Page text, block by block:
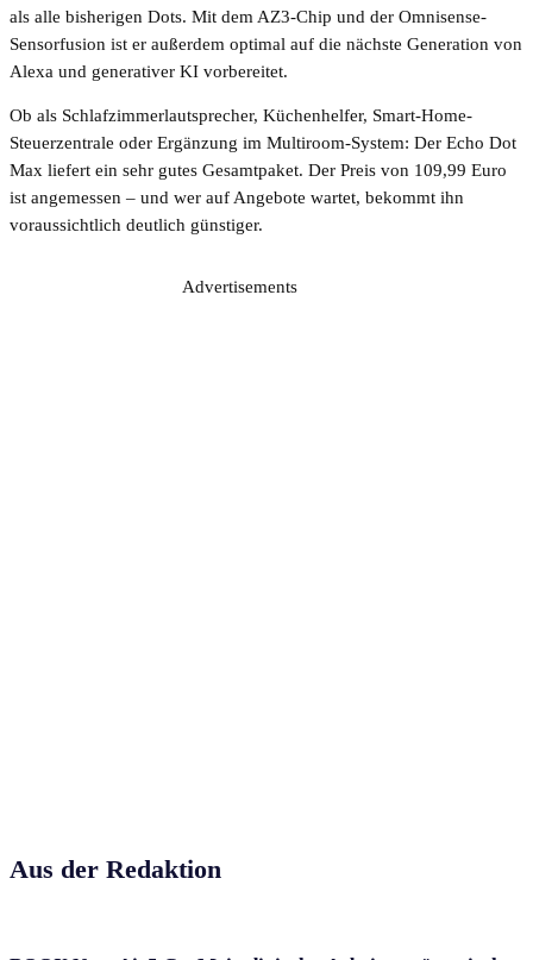
als alle bisherigen Dots. Mit dem AZ3-Chip und der Omnisense-
Sensorfusion ist er außerdem optimal auf die nächste Generation von
Alexa und generativer KI vorbereitet.
Ob als Schlafzimmerlautsprecher, Küchenhelfer, Smart-Home-
Steuerzentrale oder Ergänzung im Multiroom-System: Der Echo Dot
Max liefert ein sehr gutes Gesamtpaket. Der Preis von 109,99 Euro
ist angemessen – und wer auf Angebote wartet, bekommt ihn
voraussichtlich deutlich günstiger.
Advertisements
Aus der Redaktion